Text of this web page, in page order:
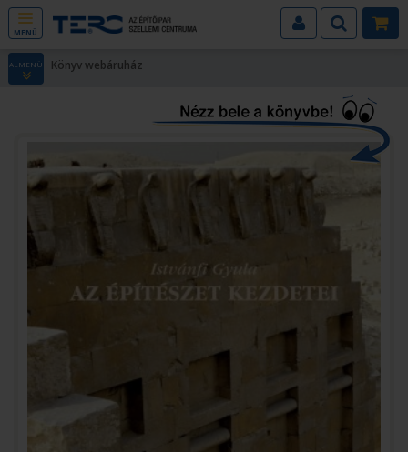
MENÜ
ALMENÜ Könyv webáruház